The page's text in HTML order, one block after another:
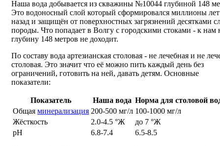
Наша вода добывается из скважины №10044 глубиной 148
Это водоносный слой который сформировался миллионы лет
назад и защищён от поверхностных загрязнений десятками
породы. Что попадает в Волгу с городскими стоками - к нам
глубину 148 метров не доходит.
По составу вода артезианская столовая - не лечебная и не
столовая. Это значит что её можно пить каждый день без
ограничений, готовить на ней, давать детям. Основные
показатели:
Показатель Наша вода Норма для столовой
Общая минерализация 200-500 мг/л 100-1000 мг/л
Жёсткость
2.0-4.5 °Ж
до 7 °Ж
pH
6.8-7.4 6.5-8.5